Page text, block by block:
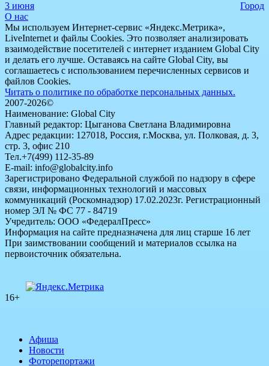
3 июня
Город
О нас
Мы используем Интернет-сервис «Яндекс.Метрика»,
LiveInternet и файлы Cookies. Это позволяет анализировать
взаимодействие посетителей с интернет изданием Global City
и делать его лучше. Оставаясь на сайте Global City, вы
соглашаетесь с использованием перечисленных сервисов и
файлов Cookies.
Читать о политике по обработке персональных данных.
2007-2026©
Наименование: Global City
Главный редактор: Цыганова Светлана Владимировна
Адрес редакции: 127018, Россия, г.Москва, ул. Полковая, д. 3,
стр. 3, офис 210
Тел.+7(499) 112-35-89
E-mail: info@globalcity.info
Зарегистрировано Федеральной службой по надзору в сфере
связи, информационных технологий и массовых
коммуникаций (Роскомнадзор) 17.02.2023г. Регистрационный
номер ЭЛ № ФС 77 - 84719
Учредитель: ООО «ФедералПресс»
Информация на сайте предназначена для лиц старше 16 лет
При заимствовании сообщений и материалов ссылка на
первоисточник обязательна.
16+
Афиша
Новости
Фоторепортажи